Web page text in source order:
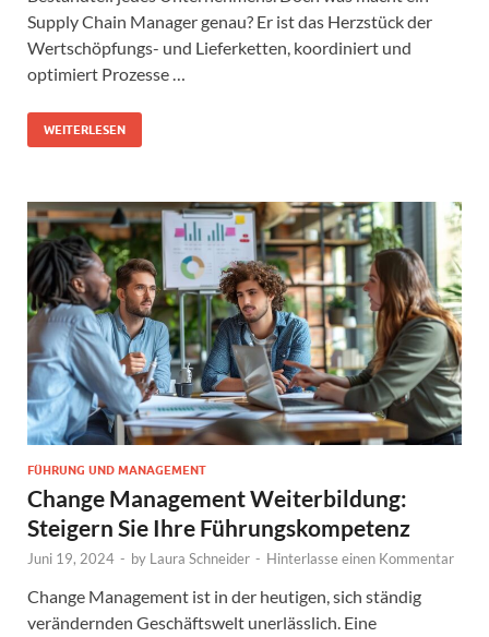
Supply Chain Manager genau? Er ist das Herzstück der
Wertschöpfungs- und Lieferketten, koordiniert und
optimiert Prozesse …
WEITERLESEN
FÜHRUNG UND MANAGEMENT
Change Management Weiterbildung:
Steigern Sie Ihre Führungskompetenz
Juni 19, 2024 - by Laura Schneider - Hinterlasse einen Kommentar
Change Management ist in der heutigen, sich ständig
verändernden Geschäftswelt unerlässlich. Eine